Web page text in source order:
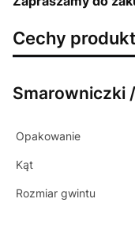
Cechy
Smarowniczki
Opakowanie
Kąt
Rozmiar gwintu